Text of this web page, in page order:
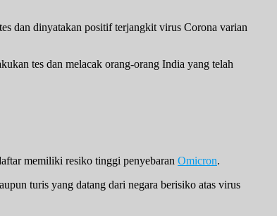
dan dinyatakan positif terjangkit virus Corona varian
tes dan melacak orang-orang India yang telah
memiliki resiko tinggi penyebaran Omicron.
turis yang datang dari negara berisiko atas virus